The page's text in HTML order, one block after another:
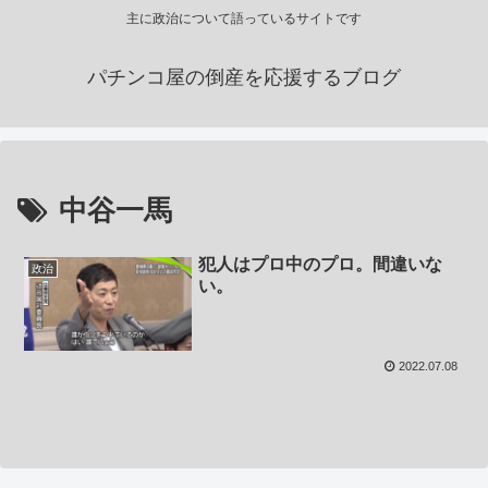
主に政治について語っているサイトです
パチンコ屋の倒産を応援するブログ
中谷一馬
政治
犯人はプロ中のプロ。間違いな
い。
2022.07.08